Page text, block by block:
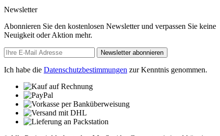
Newsletter
Abonnieren Sie den kostenlosen Newsletter und verpassen Sie keine
Neuigkeit oder Aktion mehr.
Newsletter abonnieren
Ich habe die Datenschutzbestimmungen zur Kenntnis genommen.